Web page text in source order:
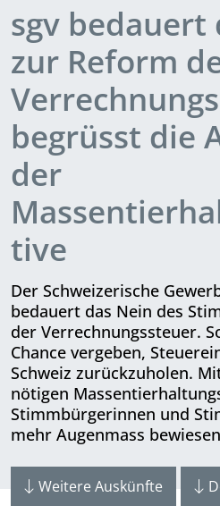
sgv bedauert
zur Reform
begrüsst die
der
tive
Der Schweizerische
bedauert das Nein des
der Verrechnungssteuer.
Chance vergeben,
Schweiz zurückzuholen.
nötigen
Stimmbürgerinnen und
mehr Augenmass
Weitere Auskünfte